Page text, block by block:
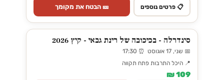
📋 פרטים נוספים 🎫 הבטח את מקומך
סינדרלה - בכיכובה של רינת גבאי - קיץ 2026
📅 שני, 17 אוגוסט ⏰ 17:30
📍 היכל התרבות פתח תקווה
109 ₪